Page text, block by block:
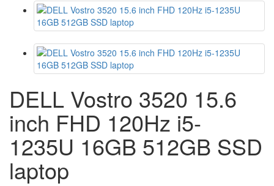
DELL Vostro 3520 15.6
inch FHD 120Hz i5-
1235U 16GB 512GB SSD
laptop